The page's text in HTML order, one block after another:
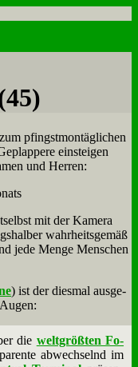
pfingst­mon­täg­li­chen
ein­stei­gen
und Her­ren:
mit der Ka­me­ra
wahr­heits­ge­mäß
je­de Men­ge Men­schen
) ist der dies­mal aus­ge­
die welt­größ­ten Fo­
ab­wech­selnd im